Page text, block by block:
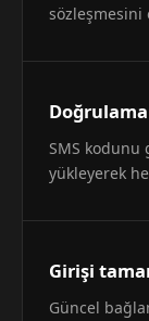
sözleşmesini
Doğrulama
SMS
yükleyerek
Girişi
Güncel